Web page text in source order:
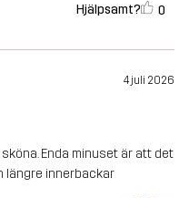
Hjälpsamt? 0
4 juli 2026
Enda minuset är att det
längre innerbackar